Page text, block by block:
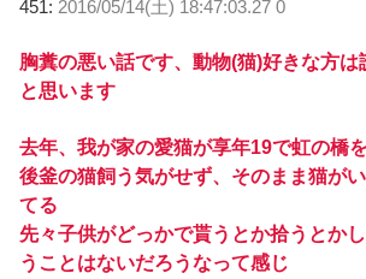
451: 2016/05/14(土) 18:47:03.27 0
胸糞の悪い話です、動物(猫)好きな方
と思います
去年、我が家の愛猫が享年19で虹の橋
後釜の猫飼う気がせず、そのまま猫が
てる
先々子供がどっかで貰うとか拾うとか
うことはないだろうなって感じ